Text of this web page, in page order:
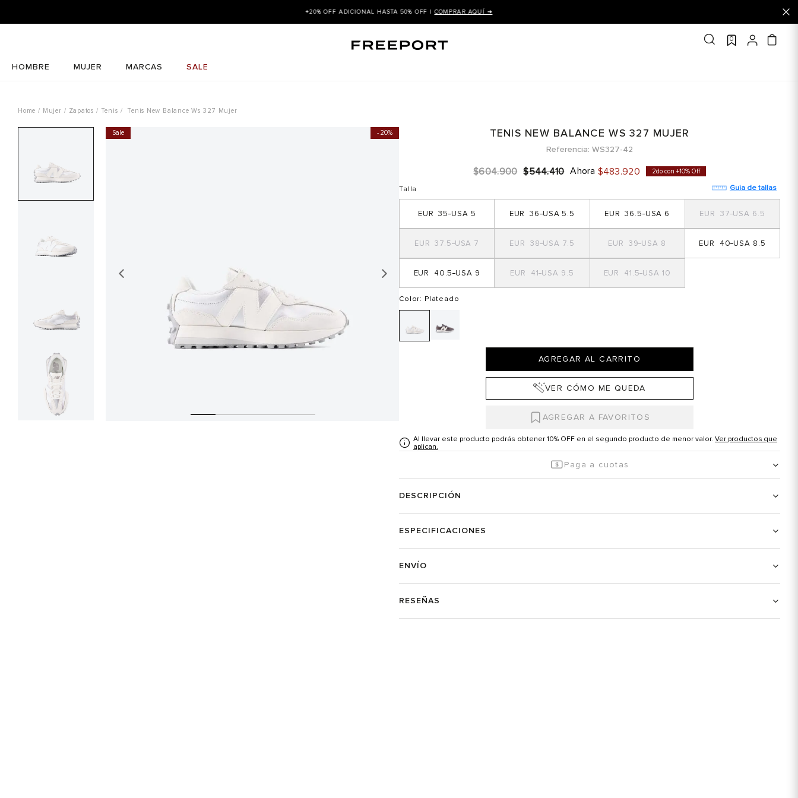
+20% OFF ADICIONAL HASTA 50% OFF |COMPRAR AQUÍ ➜
0
HOMBRE MUJER MARCAS SALE
Mujer Zapatos Tenis Tenis New Balance Ws 327 Mujer
20%
Sale TENIS NEW BALANCE WS 327 MUJER
Referencia WS327-42
$604.900 $544.410 Ahora $483.920 2do con +10% Off
Talla Guia de tallas
5
35 5.5
36 6
36.5 6.5
37
7
37.5 7.5
38 8
39 8.5
40
9
40.5 9.5
41 10
41.5
Color: Plateado
AGREGAR AL CARRITO
VER CÓMO ME QUEDA
Al llevar este producto podrás obtener 10% OFF en el segundo producto de menor valor. Ver productos que
aplican.
Paga a cuotas
DESCRIPCIÓN
ESPECIFICACIONES
ENVÍO
RESEÑAS